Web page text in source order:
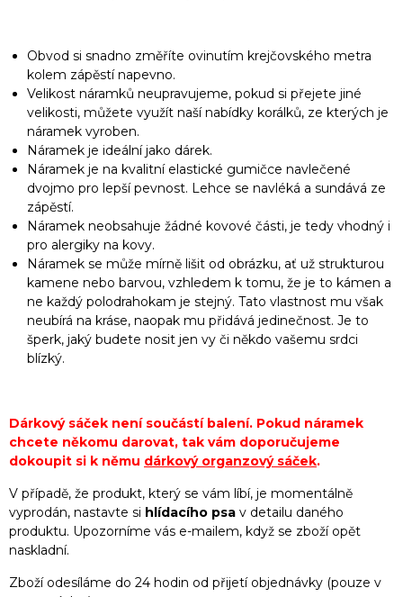
Obvod si snadno změříte ovinutím krejčovského metra
kolem zápěstí napevno.
Velikost náramků neupravujeme, pokud si přejete jiné
velikosti, můžete využít naší nabídky korálků, ze kterých je
náramek vyroben.
Náramek je ideální jako dárek.
Náramek je na kvalitní elastické gumičce navlečené
dvojmo pro lepší pevnost. Lehce se navléká a sundává ze
zápěstí.
Náramek neobsahuje žádné kovové části, je tedy vhodný i
pro alergiky na kovy.
Náramek se může mírně lišit od obrázku, ať už strukturou
kamene nebo barvou, vzhledem k tomu, že je to kámen a
ne každý polodrahokam je stejný. Tato vlastnost mu však
neubírá na kráse, naopak mu přidává jedinečnost. Je to
šperk, jaký budete nosit jen vy či někdo vašemu srdci
blízký.
Dárkový sáček není součástí balení. Pokud náramek
chcete někomu darovat, tak vám doporučujeme
dokoupit si k němu dárkový organzový sáček.
V případě, že produkt, který se vám líbí, je momentálně
vyprodán, nastavte si hlídacího psa v detailu daného
produktu. Upozorníme vás e-mailem, když se zboží opět
naskladní.
Zboží odesíláme do 24 hodin od přijetí objednávky (pouze v